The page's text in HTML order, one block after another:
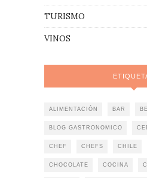
TURISMO
VINOS
ALIMENTACIÓN BAR
BLOG GASTRONOMICO
CHEF CHEFS CHILE
CHOCOLATE COCINA